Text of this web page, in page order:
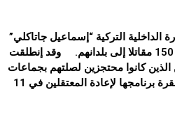
التركية “إسماعيل جاتاكلي”
. وقد إنطلقت
الذين كانوا محتجزين لصلتهم بجماعات
متشددة (داعش) منذ أطلقت أنقرة برنامجها لإعادة المعتقلين في 11